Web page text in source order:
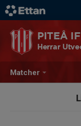
Matcher
PITEÅ IF
Herrar